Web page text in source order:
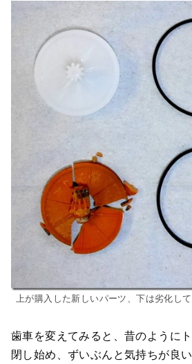
上が購入した新しいパーツ、下は劣化し
歯車を変えてみると、昔のように
閉し始め、ずいぶんと気持ちが良